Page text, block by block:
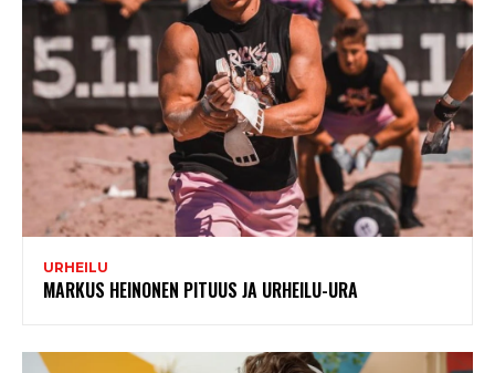
URHEILU
MARKUS HEINONEN PITUUS JA URHEILU-URA